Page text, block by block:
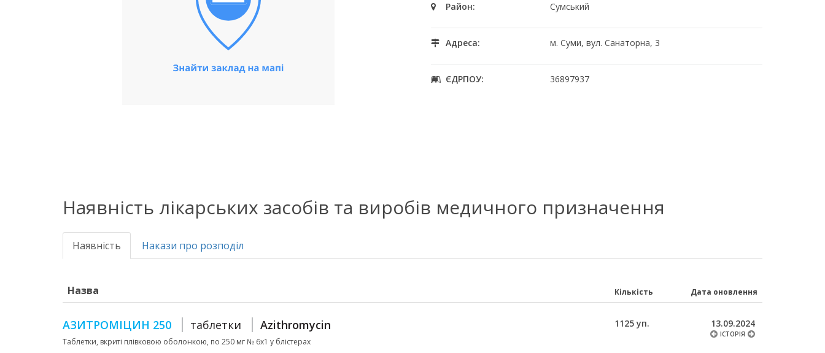
Район: Сумський
Адреса: м. Суми, вул. Санаторна, 3
ЄДРПОУ: 36897937
Наявність лікарських засобів та виробів медичного призначення
Наявність Накази про розподіл
Назва Кількість Дата оновлення
АЗИТРОМІЦИН 250 таблетки Azithromycin
Таблетки, вкриті плівковою оболонкою, по 250 мг № 6х1 у блістерах
1125 уп. 13.09.2024
ІСТОРІЯ